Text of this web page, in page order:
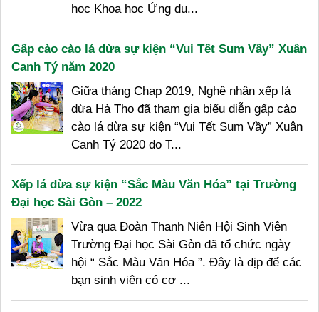
học Khoa học Ứng dụ...
Gấp cào cào lá dừa sự kiện “Vui Tết Sum Vầy” Xuân
Canh Tý năm 2020
Giữa tháng Chạp 2019, Nghệ nhân xếp lá
dừa Hà Tho đã tham gia biểu diễn gấp cào
cào lá dừa sự kiện “Vui Tết Sum Vầy” Xuân
Canh Tý 2020 do T...
Xếp lá dừa sự kiện “Sắc Màu Văn Hóa” tại Trường
Đại học Sài Gòn – 2022
Vừa qua Đoàn Thanh Niên Hội Sinh Viên
Trường Đại học Sài Gòn đã tổ chức ngày
hội “ Sắc Màu Văn Hóa ”. Đây là dịp để các
bạn sinh viên có cơ ...